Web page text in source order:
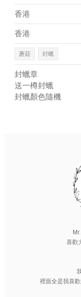
香港
香港
蘑菇 封蠟
封蠟章
送一樽封蠟
封蠟顏色隨機
喜歡
裡面全是我喜